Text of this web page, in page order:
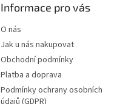
Informace pro vás
O nás
Jak u nás nakupovat
Obchodní podmínky
Platba a doprava
Podmínky ochrany osobních